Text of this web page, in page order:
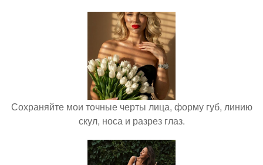
Сохраняйте мои точные черты лица, форму губ, линию
скул, носа и разрез глаз.